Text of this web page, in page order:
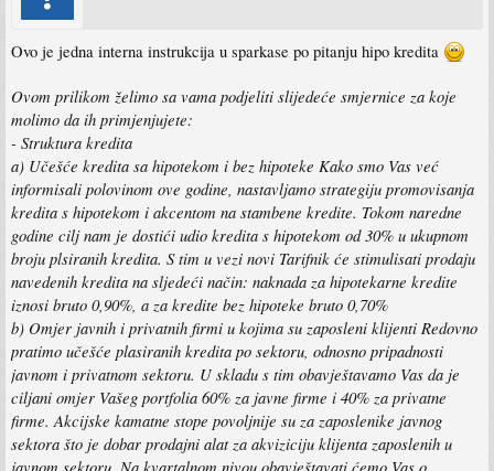
Ovo je jedna interna instrukcija u sparkase po pitanju hipo kredita
Ovom prilikom želimo sa vama podjeliti slijedeće smjernice za koje
molimo da ih primjenjujete:
- Struktura kredita
a) Učešće kredita sa hipotekom i bez hipoteke Kako smo Vas već
informisali polovinom ove godine, nastavljamo strategiju promovisanja
kredita s hipotekom i akcentom na stambene kredite. Tokom naredne
godine cilj nam je dostići udio kredita s hipotekom od 30% u ukupnom
broju plsiranih kredita. S tim u vezi novi Tarifnik će stimulisati prodaju
navedenih kredita na sljedeći način: naknada za hipotekarne kredite
iznosi bruto 0,90%, a za kredite bez hipoteke bruto 0,70%
b) Omjer javnih i privatnih firmi u kojima su zaposleni klijenti Redovno
pratimo učešće plasiranih kredita po sektoru, odnosno pripadnosti
javnom i privatnom sektoru. U skladu s tim obavještavamo Vas da je
ciljani omjer Vašeg portfolia 60% za javne firme i 40% za privatne
firme. Akcijske kamatne stope povoljnije su za zaposlenike javnog
sektora što je dobar prodajni alat za akviziciju klijenta zaposlenih u